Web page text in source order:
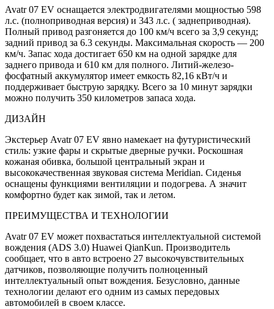
Avatr 07 EV оснащается электродвигателями мощностью 598
л.с. (полноприводная версия) и 343 л.с. ( заднеприводная).
Полный привод разгоняется до 100 км/ч всего за 3,9 секунд;
задний привод за 6.3 секунды. Максимальная скорость — 200
км/ч. Запас хода достигает 650 км на одной зарядке для
заднего привода и 610 км для полного. Литий-железо-
фосфатный аккумулятор имеет емкость 82,16 кВт/ч и
поддерживает быструю зарядку. Всего за 10 минут зарядки
можно получить 350 километров запаса хода.
ДИЗАЙН
Экстерьер Avatr 07 EV явно намекает на футуристический
стиль: узкие фары и скрытые дверные ручки. Роскошная
кожаная обивка, большой центральный экран и
высококачественная звуковая система Meridian. Сиденья
оснащены функциями вентиляции и подогрева. А значит
комфортно будет как зимой, так и летом.
ПРЕИМУЩЕСТВА И ТЕХНОЛОГИИ
Avatr 07 EV может похвастаться интеллектуальной системой
вождения (ADS 3.0) Huawei QianKun. Производитель
сообщает, что в авто встроено 27 высокочувствительных
датчиков, позволяющие получить полноценный
интеллектуальный опыт вождения. Безусловно, данные
технологии делают его одним из самых передовых
автомобилей в своем классе.